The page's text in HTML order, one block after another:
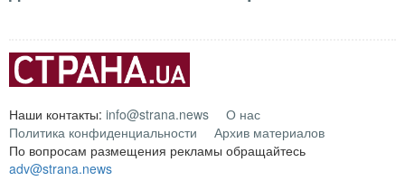
Наши контакты: info@strana.news
О нас
Политика конфиденциальности
Архив материалов
По вопросам размещения рекламы обращайтесь
adv@strana.news